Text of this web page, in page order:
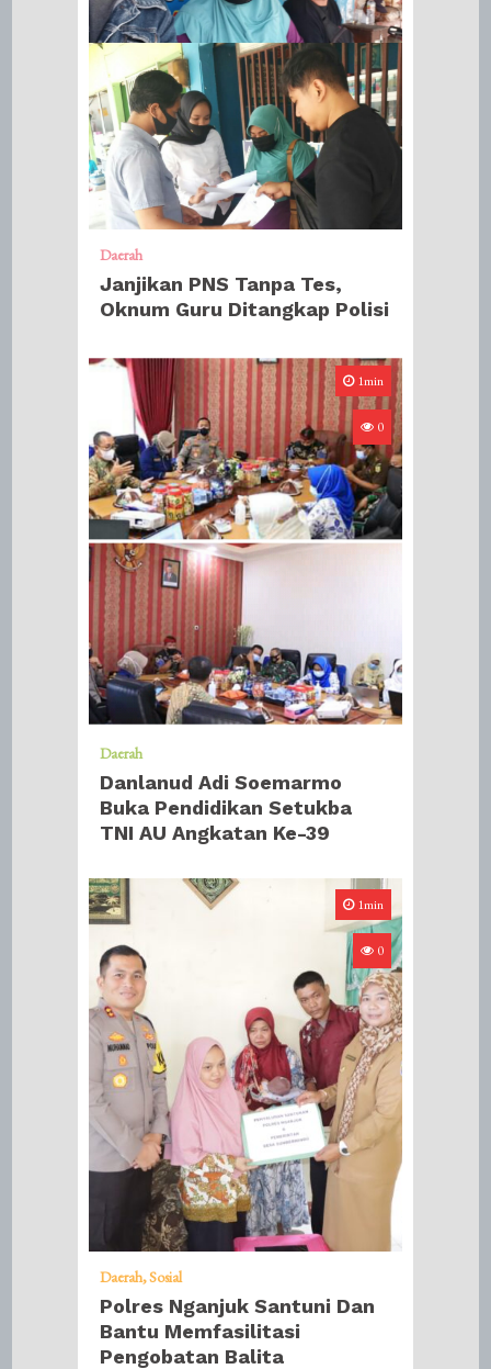
Daerah
Janjikan PNS Tanpa Tes,
Oknum Guru Ditangkap Polisi
1min
0
Daerah
Danlanud Adi Soemarmo
Buka Pendidikan Setukba
TNI AU Angkatan Ke-39
1min
0
Daerah Sosial
Polres Nganjuk Santuni Dan
Bantu Memfasilitasi
Pengobatan Balita